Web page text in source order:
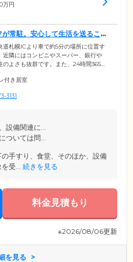
0万円
常駐。安心して生活を送るこ
道札幌ICより車で約5分の場所に位置す
近隣にはコンビニやスーパー、銀行や
よさも抜群です。また、24時間365日
りのお気持ちに寄り添いながら日々
。急な体調不良の際も、迅速にに対
付き居室
3131
設備関連に...
ついては問...
手すり、食堂、そのほか、設備
受... 続きを見る
料金見積もり
※2026/08/06更新
を見る